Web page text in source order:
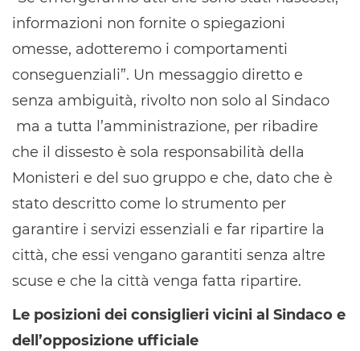
informazioni non fornite o spiegazioni
omesse, adotteremo i comportamenti
conseguenziali”. Un messaggio diretto e
senza ambiguità, rivolto non solo al Sindaco
ma a tutta l’amministrazione, per ribadire
che il dissesto è sola responsabilità della
Monisteri e del suo gruppo e che, dato che è
stato descritto come lo strumento per
garantire i servizi essenziali e far ripartire la
città, che essi vengano garantiti senza altre
scuse e che la città venga fatta ripartire.
Le posizioni dei consiglieri vicini al Sindaco e
dell’opposizione ufficiale